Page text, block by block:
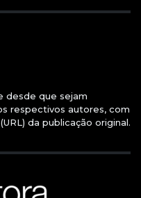
desde que sejam
respectivos autores, com
da publicação original.